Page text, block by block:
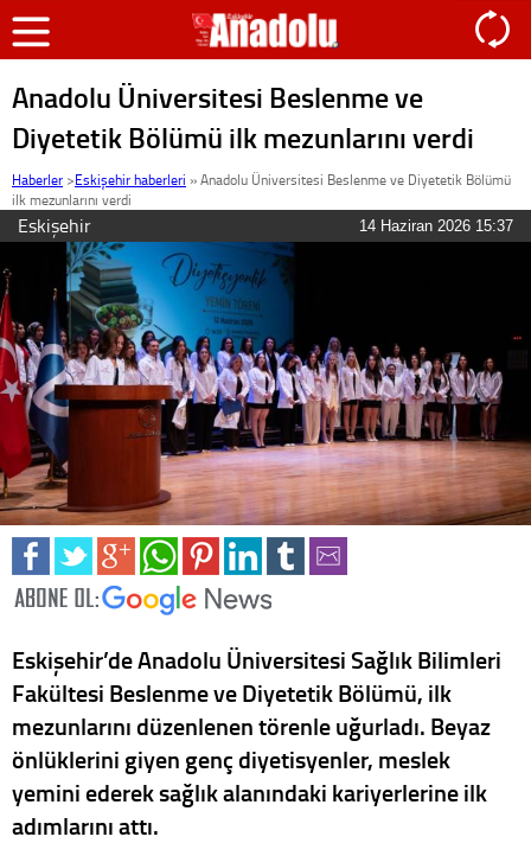
Anadolu Üniversitesi Beslenme ve
Diyetetik Bölümü ilk mezunlarını verdi
Haberler >Eskişehir haberleri »Anadolu Üniversitesi Beslenme ve Diyetetik Bölümü
ilk mezunlarını verdi
Eskişehir 14 Haziran 2026 15:37
Eskişehir’de Anadolu Üniversitesi Sağlık Bilimleri
Fakültesi Beslenme ve Diyetetik Bölümü, ilk
mezunlarını düzenlenen törenle uğurladı. Beyaz
önlüklerini giyen genç diyetisyenler, meslek
yemini ederek sağlık alanındaki kariyerlerine ilk
adımlarını attı.